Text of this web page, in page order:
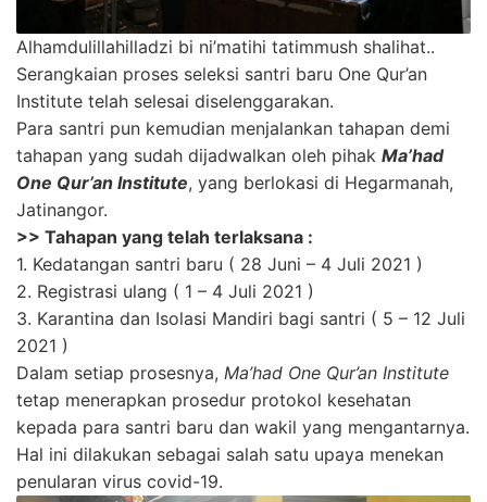
Alhamdulillahilladzi bi ni’matihi tatimmush shalihat..
Serangkaian proses seleksi santri baru One Qur’an
Institute telah selesai diselenggarakan.
Para santri pun kemudian menjalankan tahapan demi
tahapan yang sudah dijadwalkan oleh pihak Ma’had
One Qur’an Institute, yang berlokasi di Hegarmanah,
Jatinangor.
>> Tahapan yang telah terlaksana :
1. Kedatangan santri baru ( 28 Juni – 4 Juli 2021 )
2. Registrasi ulang ( 1 – 4 Juli 2021 )
3. Karantina dan Isolasi Mandiri bagi santri ( 5 – 12 Juli
2021 )
Dalam setiap prosesnya, Ma’had One Qur’an Institute
tetap menerapkan prosedur protokol kesehatan
kepada para santri baru dan wakil yang mengantarnya.
Hal ini dilakukan sebagai salah satu upaya menekan
penularan virus covid-19.